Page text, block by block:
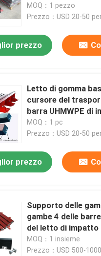
100*75mm di
trasportatore
MOQ：1 pezzo
Prezzo：USD 20-50
prezzo
Letto di gomma
cursore del
barra UHMWPE di
scorrevole di attrito
MOQ：1 pc
Prezzo：USD 20-50
prezzo
Supporto delle
gambe 4 delle
del letto di impatto
del supporto a rulli
trasportatore
MOQ：1 insieme
Prezzo：USD 500-